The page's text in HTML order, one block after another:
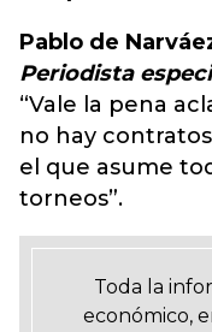
Pablo de
Periodista
“Vale la pena
no hay
el que asume
torneos”.
Toda la
económico,